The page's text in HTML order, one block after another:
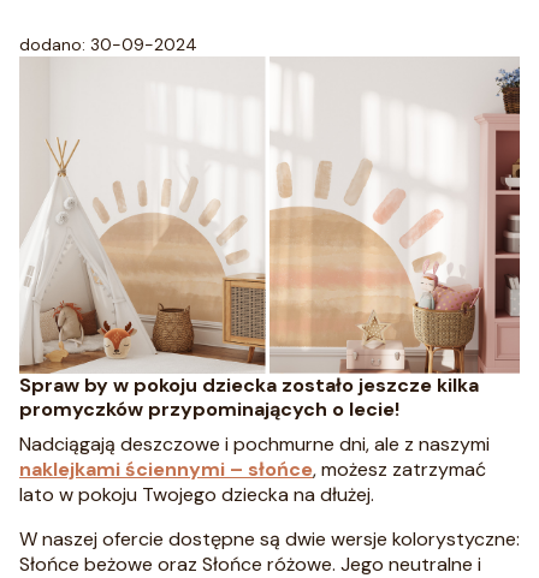
dodano: 30-09-2024
Spraw by w pokoju dziecka zostało jeszcze kilka
promyczków przypominających o lecie!
Nadciągają deszczowe i pochmurne dni, ale z naszymi
naklejkami ściennymi – słońce, możesz zatrzymać
lato w pokoju Twojego dziecka na dłużej.
W naszej ofercie dostępne są dwie wersje kolorystyczne:
Słońce beżowe oraz Słońce różowe. Jego neutralne i